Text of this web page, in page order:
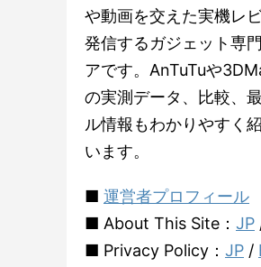
や動画を交えた実機レ
発信するガジェット専
アです。AnTuTuや
の実測データ、比較、
ル情報もわかりやすく
います。
■ 運営者プロフィール
■ About This Site： JP
■ Privacy Policy： JP /